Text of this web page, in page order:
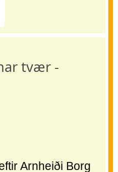
tvær -
Arnheiði Borg